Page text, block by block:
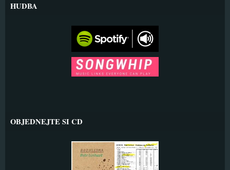
HUDBA
OBJEDNEJTE SI CD